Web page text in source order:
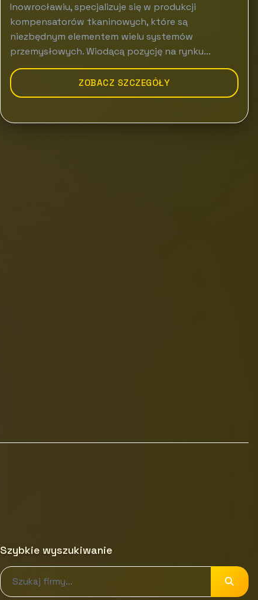
Inowrocławiu, specjalizuje się w produkcji
kompensatorów tkaninowych, które są
niezbędnym elementem wielu systemów
przemysłowych. Wiodącą pozycję na rynku...
ZOBACZ SZCZEGÓŁY
Szybkie wyszukiwanie